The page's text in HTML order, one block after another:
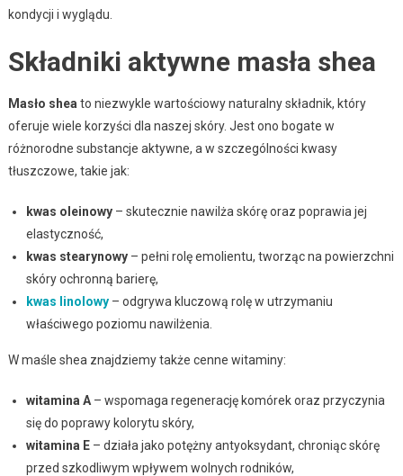
kondycji i wyglądu.
Składniki aktywne masła shea
Masło shea to niezwykle wartościowy naturalny składnik, który
oferuje wiele korzyści dla naszej skóry. Jest ono bogate w
różnorodne substancje aktywne, a w szczególności kwasy
tłuszczowe, takie jak:
kwas oleinowy– skutecznie nawilża skórę oraz poprawia jej
elastyczność,
kwas stearynowy– pełni rolę emolientu, tworząc na powierzchni
skóry ochronną barierę,
kwas linolowy– odgrywa kluczową rolę w utrzymaniu
właściwego poziomu nawilżenia.
W maśle shea znajdziemy także cenne witaminy:
witamina A– wspomaga regenerację komórek oraz przyczynia
się do poprawy kolorytu skóry,
witamina E– działa jako potężny antyoksydant, chroniąc skórę
przed szkodliwym wpływem wolnych rodników,